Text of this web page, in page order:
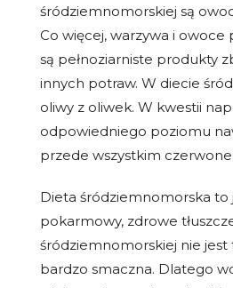
śródziemnomorskiej są
Co więcej, warzywa i owoce
są pełnoziarniste produkty
innych potraw. W diecie
oliwy z oliwek. W kwestii
odpowiedniego poziomu
przede wszystkim czerwone.
Dieta śródziemnomorska to
pokarmowy, zdrowe
śródziemnomorskiej nie jest
bardzo smaczna. Dlatego